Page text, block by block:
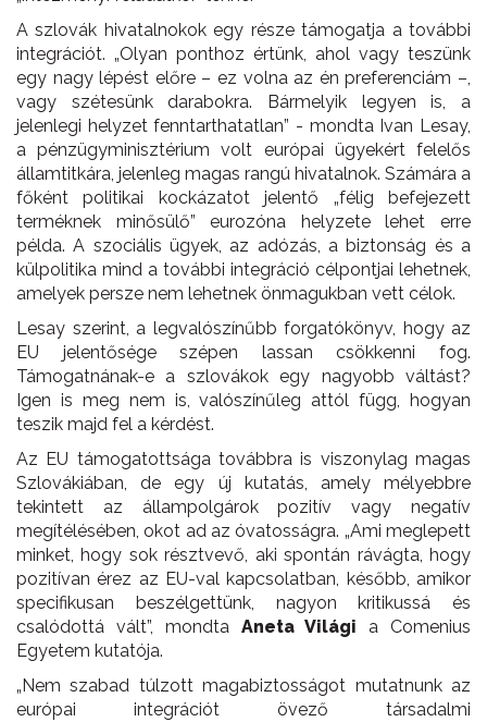
A szlovák hivatalnokok egy része támogatja a további
integrációt. „Olyan ponthoz értünk, ahol vagy teszünk
egy nagy lépést előre – ez volna az én preferenciám –,
vagy szétesünk darabokra. Bármelyik legyen is, a
jelenlegi helyzet fenntarthatatlan” - mondta Ivan Lesay,
a pénzügyminisztérium volt európai ügyekért felelős
államtitkára, jelenleg magas rangú hivatalnok. Számára a
főként politikai kockázatot jelentő „félig befejezett
terméknek minősülő” eurozóna helyzete lehet erre
példa. A szociális ügyek, az adózás, a biztonság és a
külpolitika mind a további integráció célpontjai lehetnek,
amelyek persze nem lehetnek önmagukban vett célok.
Lesay szerint, a legvalószínűbb forgatókönyv, hogy az
EU jelentősége szépen lassan csökkenni fog.
Támogatnának-e a szlovákok egy nagyobb váltást?
Igen is meg nem is, valószínűleg attól függ, hogyan
teszik majd fel a kérdést.
Az EU támogatottsága továbbra is viszonylag magas
Szlovákiában, de egy új kutatás, amely mélyebbre
tekintett az állampolgárok pozitív vagy negatív
megítélésében, okot ad az óvatosságra. „Ami meglepett
minket, hogy sok résztvevő, aki spontán rávágta, hogy
pozitívan érez az EU-val kapcsolatban, később, amikor
specifikusan beszélgettünk, nagyon kritikussá és
csalódottá vált”, mondta Aneta Világi a Comenius
Egyetem kutatója.
„Nem szabad túlzott magabiztosságot mutatnunk az
európai integrációt övező társadalmi